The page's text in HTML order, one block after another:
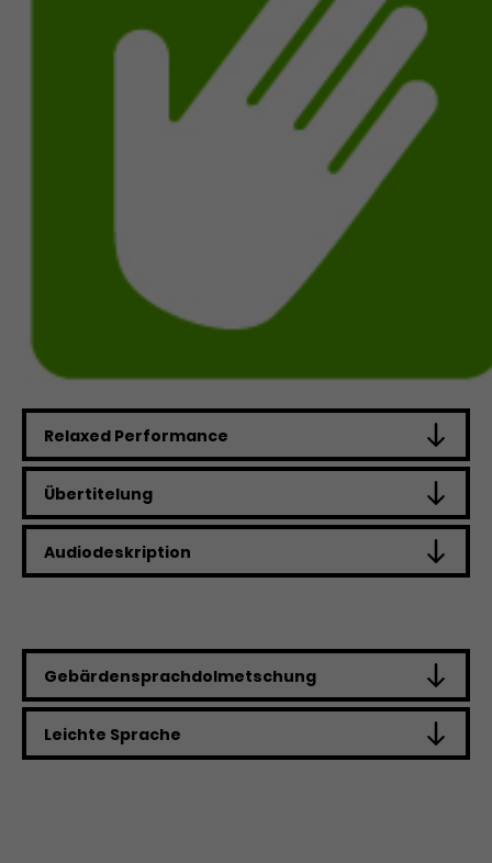
Relaxed Performance
Übertitelung
Audiodeskription
Gebärdensprachdolmetschung
Leichte Sprache